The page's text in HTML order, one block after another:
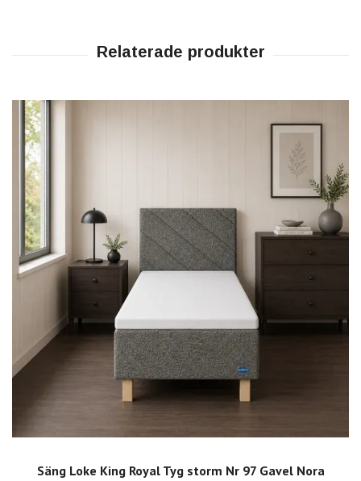
Säng Loke King Royal Tyg storm Nr 97 Gavel Nora